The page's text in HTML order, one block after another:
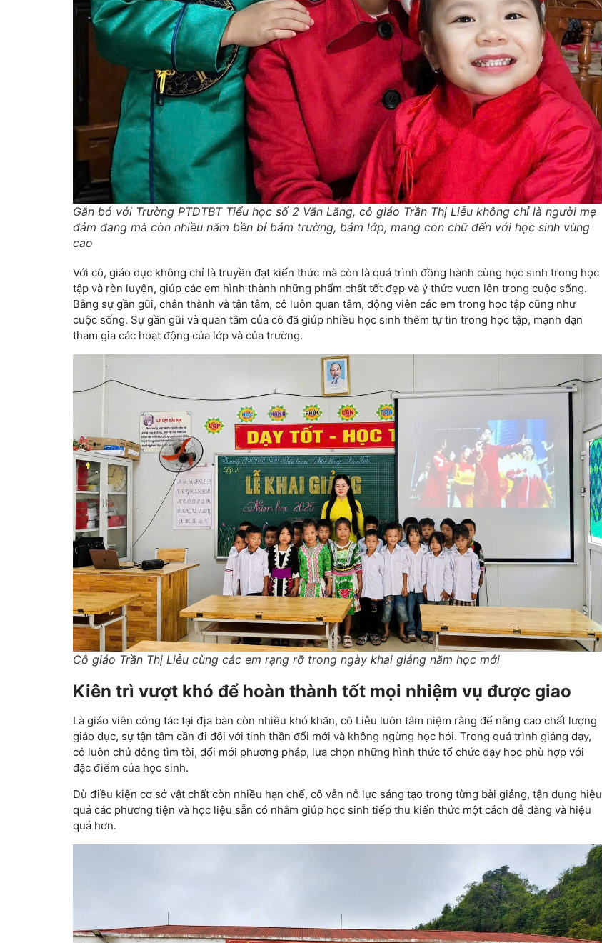
Gắn bó với Trường PTDTBT Tiểu học số 2 Văn Lăng, cô giáo Trần Thị Liễu không chỉ là người mẹ
đảm đang mà còn nhiều năm bền bỉ bám trường, bám lớp, mang con chữ đến với học sinh vùng
cao
Với cô, giáo dục không chỉ là truyền đạt kiến thức mà còn là quá trình đồng hành cùng học sinh trong học
tập và rèn luyện, giúp các em hình thành những phẩm chất tốt đẹp và ý thức vươn lên trong cuộc sống.
Bằng sự gần gũi, chân thành và tận tâm, cô luôn quan tâm, động viên các em trong học tập cũng như
cuộc sống. Sự gần gũi và quan tâm của cô đã giúp nhiều học sinh thêm tự tin trong học tập, mạnh dạn
tham gia các hoạt động của lớp và của trường.
Cô giáo Trần Thị Liễu cùng các em rạng rỡ trong ngày khai giảng năm học mới
Kiên trì vượt khó để hoàn thành tốt mọi nhiệm vụ được giao
Là giáo viên công tác tại địa bàn còn nhiều khó khăn, cô Liễu luôn tâm niệm rằng để nâng cao chất lượng
giáo dục, sự tận tâm cần đi đôi với tinh thần đổi mới và không ngừng học hỏi. Trong quá trình giảng dạy,
cô luôn chủ động tìm tòi, đổi mới phương pháp, lựa chọn những hình thức tổ chức dạy học phù hợp với
đặc điểm của học sinh.
Dù điều kiện cơ sở vật chất còn nhiều hạn chế, cô vẫn nỗ lực sáng tạo trong từng bài giảng, tận dụng hiệu
quả các phương tiện và học liệu sẵn có nhằm giúp học sinh tiếp thu kiến thức một cách dễ dàng và hiệu
quả hơn.